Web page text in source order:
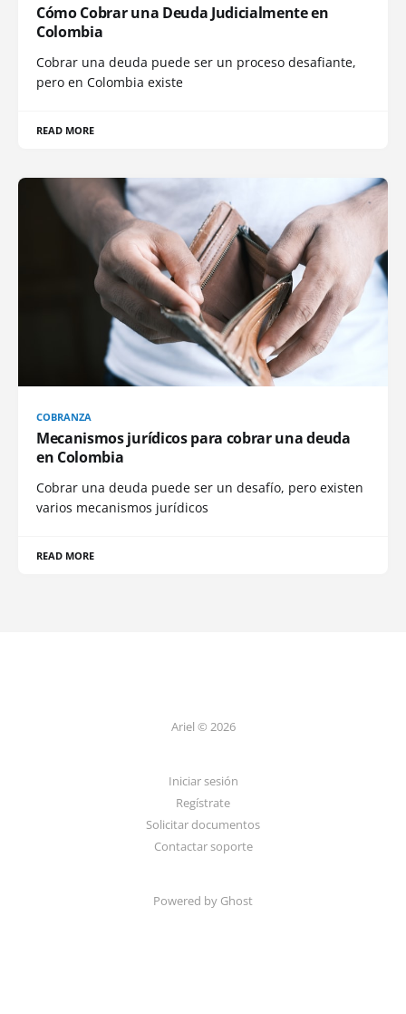
Cómo Cobrar una Deuda Judicialmente en
Colombia
Cobrar una deuda puede ser un proceso desafiante,
pero en Colombia existe
READ MORE
COBRANZA
Mecanismos jurídicos para cobrar una deuda
en Colombia
Cobrar una deuda puede ser un desafío, pero existen
varios mecanismos jurídicos
READ MORE
Ariel © 2026
Iniciar sesión
Regístrate
Solicitar documentos
Contactar soporte
Powered by Ghost